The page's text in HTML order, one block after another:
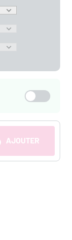
AJOUTER AU